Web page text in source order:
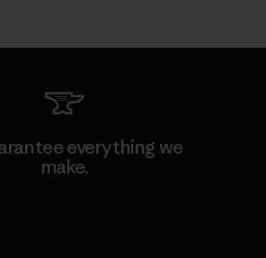
everything we
make.